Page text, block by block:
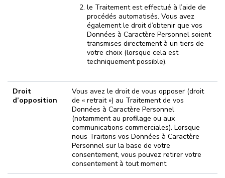
le Traitement est effectué à l’aide de
procédés automatisés. Vous avez
également le droit d’obtenir que vos
Données à Caractère Personnel soient
transmises directement à un tiers de
votre choix (lorsque cela est
techniquement possible).
Droit
d’opposition
Vous avez le droit de vous opposer (droit
de « retrait ») au Traitement de vos
Données à Caractère Personnel
(notamment au profilage ou aux
communications commerciales). Lorsque
nous Traitons vos Données à Caractère
Personnel sur la base de votre
consentement, vous pouvez retirer votre
consentement à tout moment.